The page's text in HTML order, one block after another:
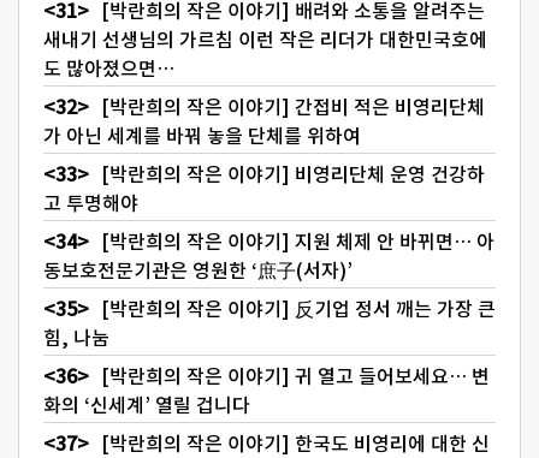
[박란희의 작은 이야기] 배려와 소통을 알려주는
새내기 선생님의 가르침 이런 작은 리더가 대한민국호에
도 많아졌으면…
[박란희의 작은 이야기] 간접비 적은 비영리단체
가 아닌 세계를 바꿔 놓을 단체를 위하여
[박란희의 작은 이야기] 비영리단체 운영 건강하
고 투명해야
[박란희의 작은 이야기] 지원 체제 안 바뀌면… 아
동보호전문기관은 영원한 ‘庶子(서자)’
[박란희의 작은 이야기] 反기업 정서 깨는 가장 큰
힘, 나눔
[박란희의 작은 이야기] 귀 열고 들어보세요… 변
화의 ‘신세계’ 열릴 겁니다
[박란희의 작은 이야기] 한국도 비영리에 대한 신